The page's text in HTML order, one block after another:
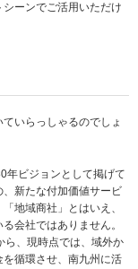
ーンでご活用いただけ
いらっしゃるのでしょ
年ビジョンとして掲げて
新たな付加価値サービ
地域商社」とはいえ、
会社ではありません。
ら、現時点では、域外か
循環させ、南九州に活